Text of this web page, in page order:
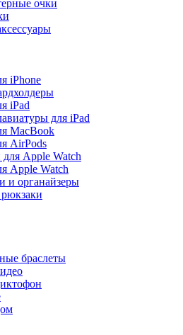
очки
iPhone
iPad
для iPad
MacBook
AirPods
Apple Watch
Apple Watch
и органайзеры
браслеты